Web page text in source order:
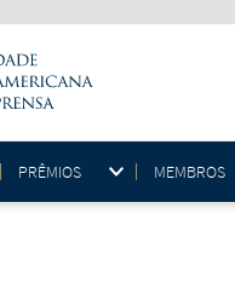
PRÊMIOS MEMBROS